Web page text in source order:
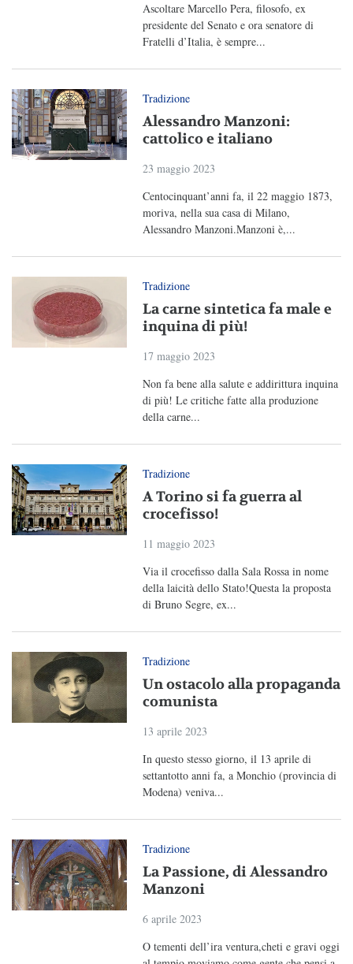
Ascoltare Marcello Pera, filosofo, ex
presidente del Senato e ora senatore di
Fratelli d’Italia, è sempre...
Tradizione
Alessandro Manzoni:
cattolico e italiano
23 maggio 2023
Centocinquant’anni fa, il 22 maggio 1873,
moriva, nella sua casa di Milano,
Alessandro Manzoni.Manzoni è,...
Tradizione
La carne sintetica fa male e
inquina di più!
17 maggio 2023
Non fa bene alla salute e addirittura inquina
di più! Le critiche fatte alla produzione
della carne...
Tradizione
A Torino si fa guerra al
crocefisso!
11 maggio 2023
Via il crocefisso dalla Sala Rossa in nome
della laicità dello Stato!Questa la proposta
di Bruno Segre, ex...
Tradizione
Un ostacolo alla propaganda
comunista
13 aprile 2023
In questo stesso giorno, il 13 aprile di
settantotto anni fa, a Monchio (provincia di
Modena) veniva...
Tradizione
La Passione, di Alessandro
Manzoni
6 aprile 2023
O tementi dell’ira ventura,cheti e gravi oggi